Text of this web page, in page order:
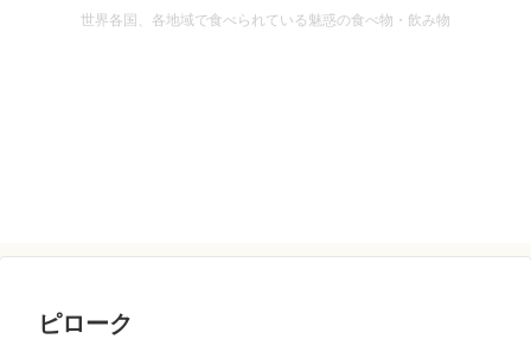
世界各国、各地域で食べられている魅惑の食べ物・飲み物
ピローク